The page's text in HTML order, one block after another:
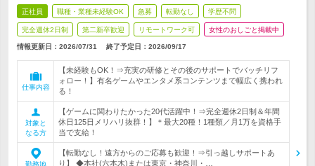
正社員 職種・業種未経験OK 急募 転勤なし 学歴不問
完全週休2日制 第二新卒歓迎 リモートワーク可 女性のおしごと掲載中
情報更新日：2026/07/31 終了予定日： 2026/09/17
仕事内容
【未経験もOK！⇒充実の研修とその後のサポートでバッチリフ
ォロー！】有名ゲームやエンタメ系コンテンツまで幅広く携われ
る！
対象と
なる方
【ゲームに関わりたかった20代活躍中！⇒完全週休2日制＆年間
休日125日メリハリ抜群！】＊最大20種！1種類／月1万を資格手
当で支給！
勤務地
【転勤なし！遠方からのご応募も歓迎！⇒引っ越しサポートあ
り】 ◆本社(六本木)または東京・神奈川・…